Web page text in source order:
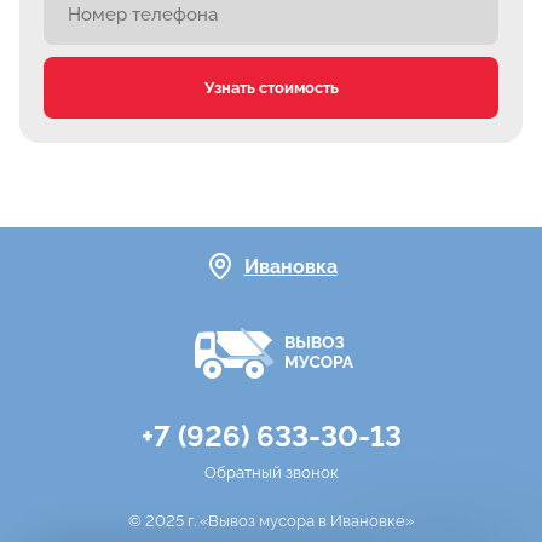
Узнать стоимость
Ивановка
+7 (926) 633-30-13
Обратный звонок
© 2025 г. «Вывоз мусора в Ивановке»